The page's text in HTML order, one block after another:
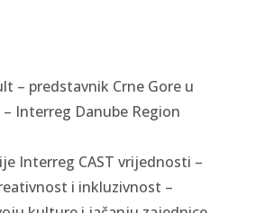
– predstavnik Crne Gore u
Interreg Danube Region
Interreg CAST vrijednosti –
i inkluzivnost –